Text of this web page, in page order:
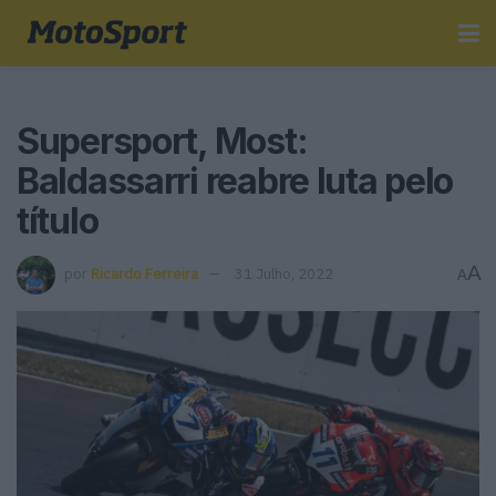
Supersport, Most:
Baldassarri reabre luta pelo
título
por Ricardo Ferreira 31 Julho, 2022 AA